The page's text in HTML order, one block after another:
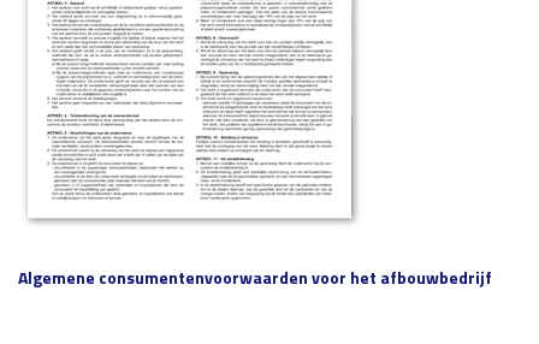
Algemene consumentenvoorwaarden voor het afbouwbedrijf